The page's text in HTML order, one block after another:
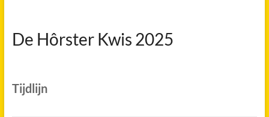
De Hôrster Kwis 2025
Tijdlijn